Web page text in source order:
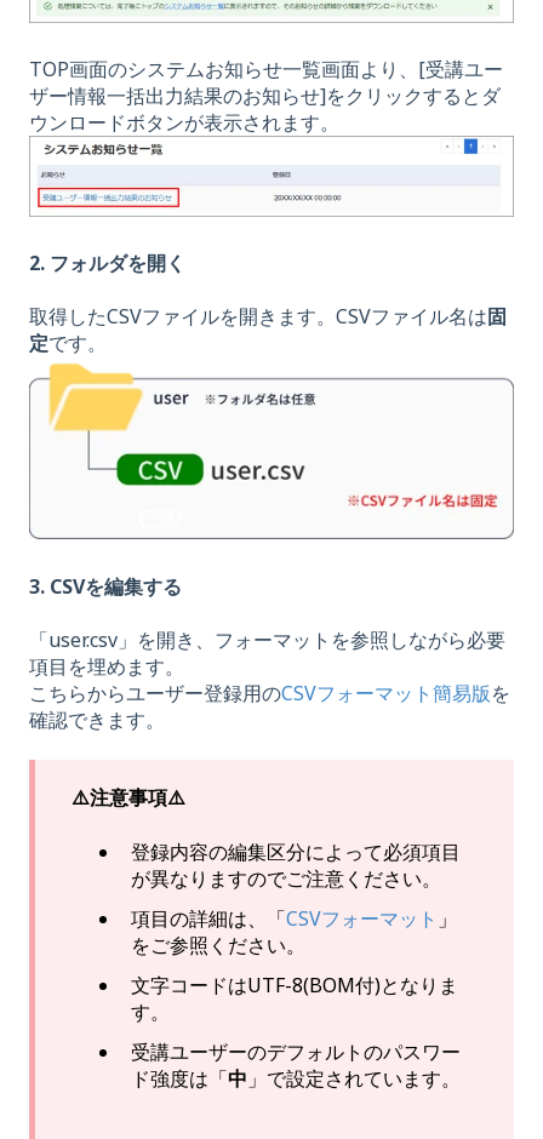
TOP画面のシステムお知らせ一覧画面より、[受講ユー
ザー情報一括出力結果のお知らせ]をクリックするとダ
ウンロードボタンが表示されます。
2. フォルダを開く
取得したCSVファイルを開きます。CSVファイル名は固
定です。
3. CSVを編集する
「user.csv」を開き、フォーマットを参照しながら必要
項目を埋めます。
こちらからユーザー登録用のCSVフォーマット簡易版を
確認できます。
⚠️注意事項⚠️
登録内容の編集区分によって必須項目
が異なりますのでご注意ください。
項目の詳細は、「CSVフォーマット 」
をご参照ください。
文字コードはUTF-8(BOM付)となりま
す。
受講ユーザーのデフォルトのパスワー
ド強度は「中 」で設定されています。